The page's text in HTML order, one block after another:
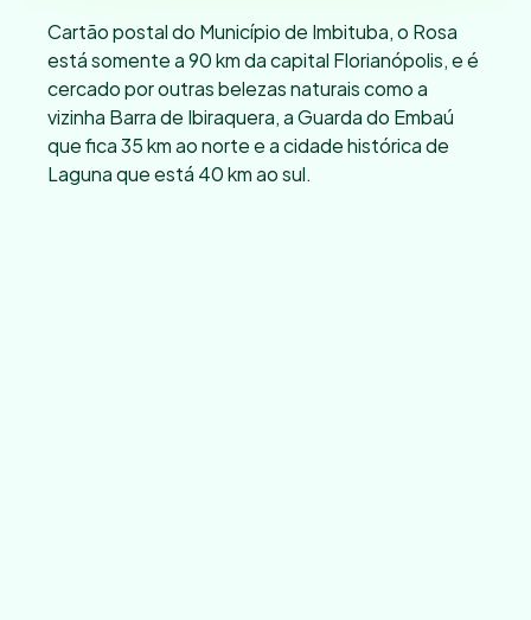
Cartão postal do Município de Imbituba, o Rosa
está somente a 90 km da capital Florianópolis, e é
cercado por outras belezas naturais como a
vizinha Barra de Ibiraquera, a Guarda do Embaú
que fica 35 km ao norte e a cidade histórica de
Laguna que está 40 km ao sul.